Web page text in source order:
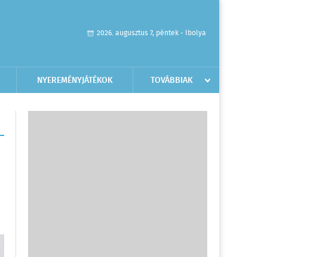
2026. augusztus 7, péntek - Ibolya
NYEREMÉNYJÁTÉKOK TOVÁBBIAK